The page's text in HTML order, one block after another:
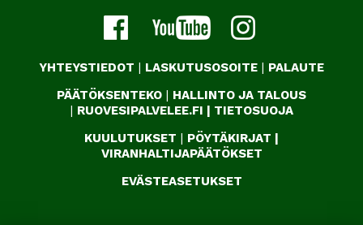
YHTEYSTIEDOT | LASKUTUSOSOITE | PALAUTE
PÄÄTÖKSENTEKO | HALLINTO JA TALOUS
| RUOVESIPALVELEE.FI | TIETOSUOJA
KUULUTUKSET | PÖYTÄKIRJAT |
VIRANHALTIJAPÄÄTÖKSET
EVÄSTEASETUKSET